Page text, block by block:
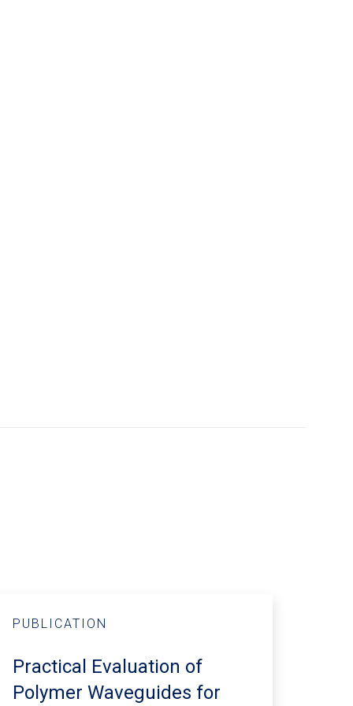
PUBLICATION
Practical Evaluation of
Polymer Waveguides for